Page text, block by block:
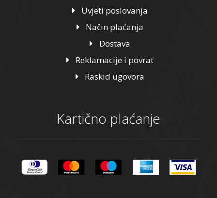
Uvjeti poslovanja
Način plaćanja
Dostava
Reklamacije i povrat
Raskid ugovora
Kartično plaćanje